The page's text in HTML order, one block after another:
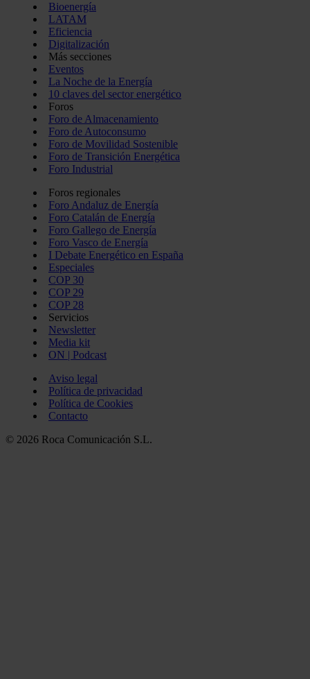
Bioenergía
LATAM
Eficiencia
Digitalización
Más secciones
Eventos
La Noche de la Energía
10 claves del sector energético
Foros
Foro de Almacenamiento
Foro de Autoconsumo
Foro de Movilidad Sostenible
Foro de Transición Energética
Foro Industrial
Foros regionales
Foro Andaluz de Energía
Foro Catalán de Energía
Foro Gallego de Energía
Foro Vasco de Energía
I Debate Energético en España
Especiales
COP 30
COP 29
COP 28
Servicios
Newsletter
Media kit
ON | Podcast
Aviso legal
Política de privacidad
Política de Cookies
Contacto
© 2026 Roca Comunicación S.L.